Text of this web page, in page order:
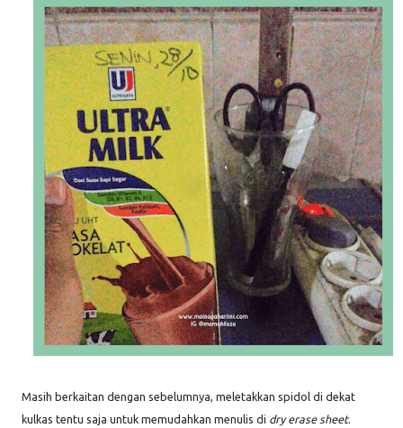
Masih berkaitan dengan sebelumnya, meletakkan spidol di dekat
kulkas tentu saja untuk memudahkan menulis di dry erase sheet.